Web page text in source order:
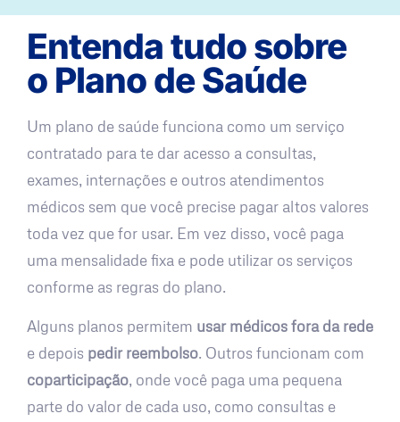
Entenda tudo sobre
o Plano de Saúde
Um plano de saúde funciona como um serviço
contratado para te dar acesso a consultas,
exames, internações e outros atendimentos
médicos sem que você precise pagar altos valores
toda vez que for usar. Em vez disso, você paga
uma mensalidade fixa e pode utilizar os serviços
conforme as regras do plano.
Alguns planos permitem usar médicos fora da rede
e depois pedir reembolso. Outros funcionam com
coparticipação, onde você paga uma pequena
parte do valor de cada uso, como consultas e